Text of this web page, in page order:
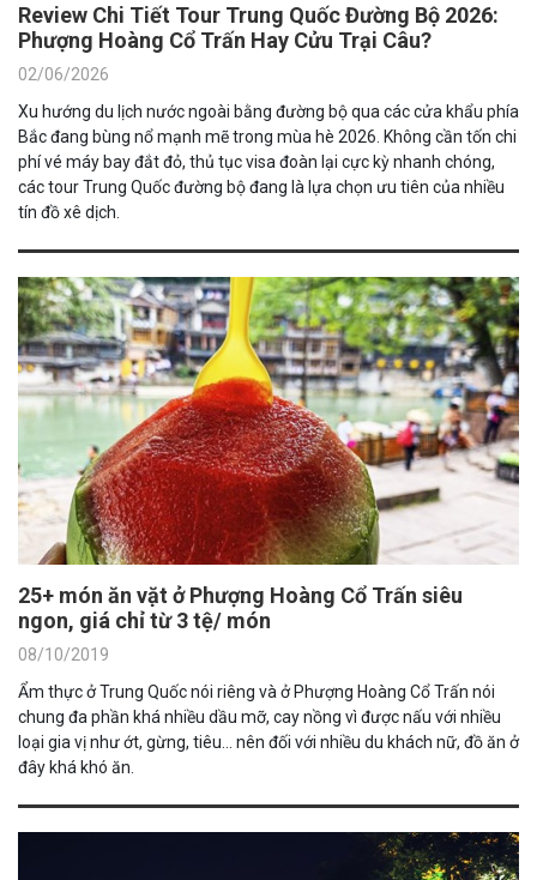
Review Chi Tiết Tour Trung Quốc Đường Bộ 2026:
Phượng Hoàng Cổ Trấn Hay Cửu Trại Câu?
02/06/2026
Xu hướng du lịch nước ngoài bằng đường bộ qua các cửa khẩu phía
Bắc đang bùng nổ mạnh mẽ trong mùa hè 2026. Không cần tốn chi
phí vé máy bay đắt đỏ, thủ tục visa đoàn lại cực kỳ nhanh chóng,
các tour Trung Quốc đường bộ đang là lựa chọn ưu tiên của nhiều
tín đồ xê dịch.
25+ món ăn vặt ở Phượng Hoàng Cổ Trấn siêu
ngon, giá chỉ từ 3 tệ/ món
08/10/2019
Ẩm thực ở Trung Quốc nói riêng và ở Phượng Hoàng Cổ Trấn nói
chung đa phần khá nhiều dầu mỡ, cay nồng vì được nấu với nhiều
loại gia vị như ớt, gừng, tiêu... nên đối với nhiều du khách nữ, đồ ăn ở
đây khá khó ăn.